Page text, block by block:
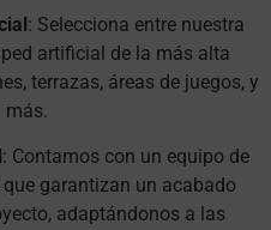
: Selecciona entre nuestra
artificial de la más alta
terrazas, áreas de juegos, y
más.
: Contamos con un equipo de
garantizan un acabado
adaptándonos a las